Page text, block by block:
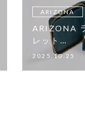
ARIZONA
ARIZONA
レット…
2025.10.25